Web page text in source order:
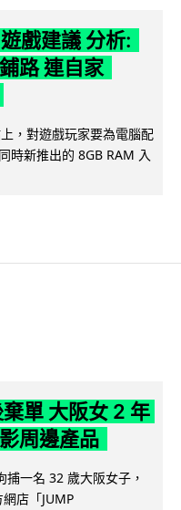
戲建議 分析:
路 連自家
，對遊戲玩家要為電腦配
時新推出的 8GB RAM 入
單 大阪女 2 年
周邊產品
一名 32 歲大阪女子，
店「JUMP